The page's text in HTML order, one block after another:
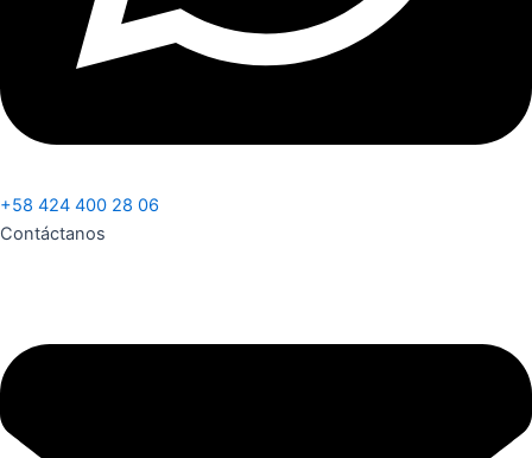
+58 424 400 28 06
Contáctanos